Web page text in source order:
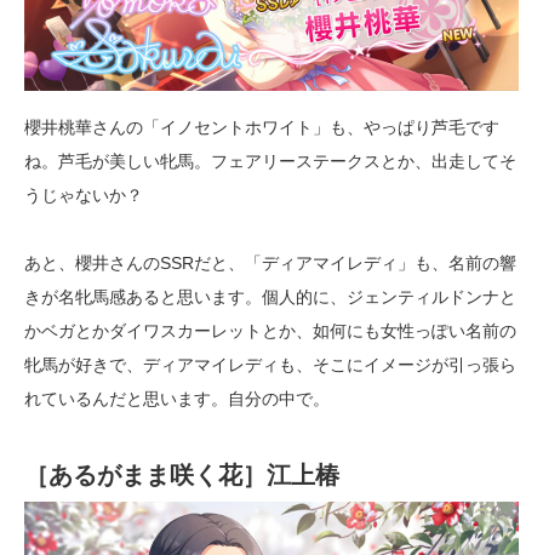
櫻井桃華さんの「イノセントホワイト」も、やっぱり芦毛です
ね。芦毛が美しい牝馬。フェアリーステークスとか、出走してそ
うじゃないか？
あと、櫻井さんのSSRだと、「ディアマイレディ」も、名前の響
きが名牝馬感あると思います。個人的に、ジェンティルドンナと
かベガとかダイワスカーレットとか、如何にも女性っぽい名前の
牝馬が好きで、ディアマイレディも、そこにイメージが引っ張ら
れているんだと思います。自分の中で。
［あるがまま咲く花］江上椿